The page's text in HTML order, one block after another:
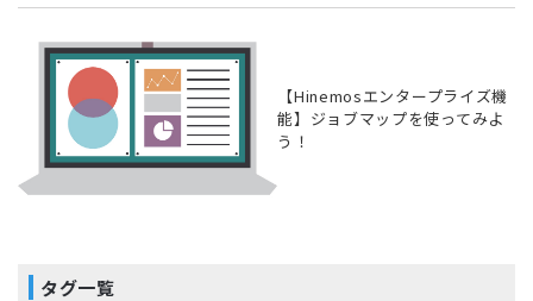
【Hinemosエンタープライズ機
能】ジョブマップを使ってみよ
う！
タグ一覧